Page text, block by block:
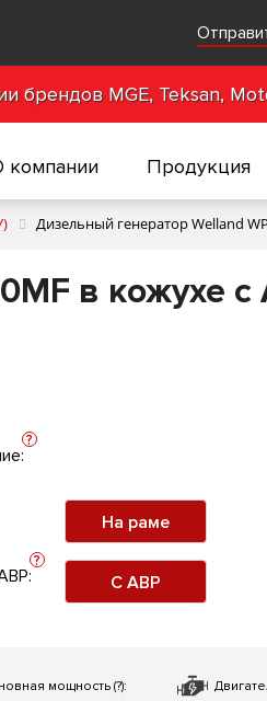
брендов MGE, Teksan,
компании Продукция
Дизельный генератор Welland
в кожухе
?
На раме
?
С АВР
мощность (?):